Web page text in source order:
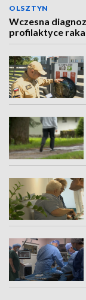
OLSZTYN
Wczesna
profilaktyce raka